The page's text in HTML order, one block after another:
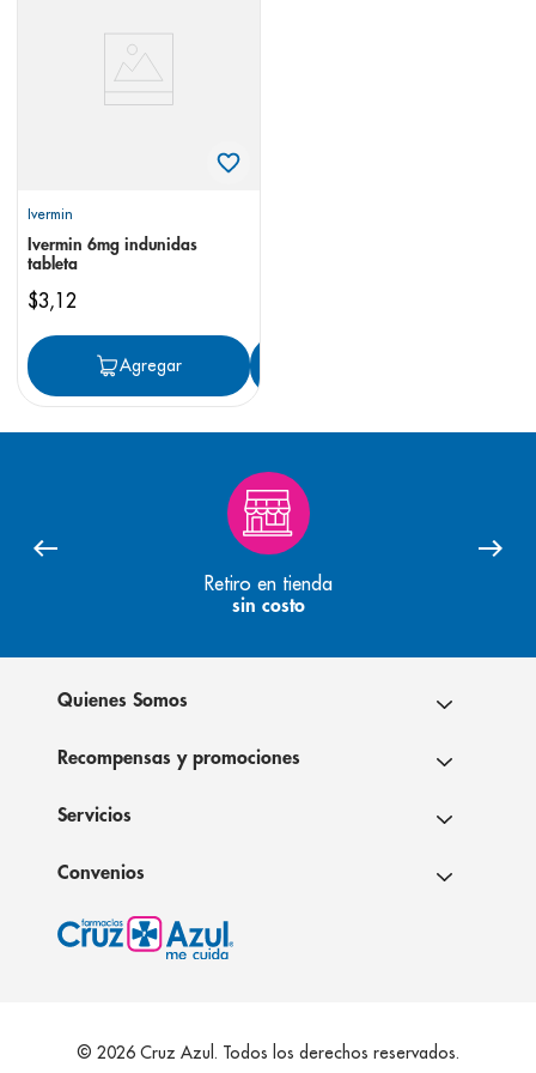
Ivermin
Ivermin 6mg indunidas
tableta
$3,12
Agregar
Retiro en tienda
sin costo
Quienes Somos
Recompensas y promociones
Servicios
Convenios
© 2026 Cruz Azul. Todos los derechos reservados.
pediasure
desodorante